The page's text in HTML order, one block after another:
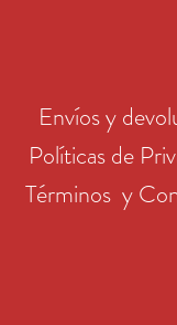
Envíos y
Políticas de
Términos y